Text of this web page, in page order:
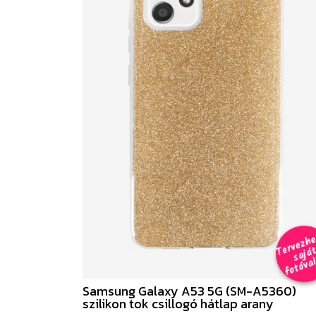
T
t
al
Samsung Galaxy A53 5G (SM-A5360)
szilikon tok csillogó hátlap arany